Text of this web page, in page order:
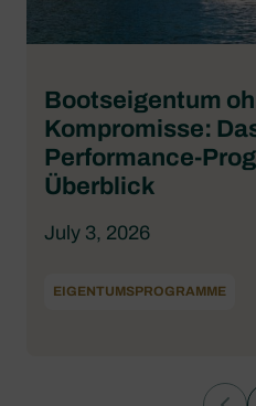
Bootseigentum
Kompromisse:
Performance-
Überblick
July 3, 2026
EIGENTUMSPROGRAMME